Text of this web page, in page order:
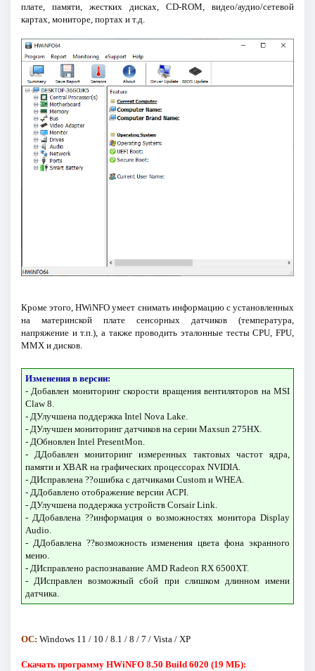
плате, памяти, жестких дисках, CD-ROM, видео/аудио/сетевой
картах, мониторе, портах и т.д.
Кроме этого, HWiNFO умеет снимать информацию с установленных
на материнской плате сенсорных датчиков (температура,
напряжение и т.п.), а также проводить эталонные тесты CPU, FPU,
MMX и дисков.
Изменения в версии:
- Добавлен мониторинг скорости вращения вентиляторов на MSI
Claw 8.
- ДУлучшена поддержка Intel Nova Lake.
- ДУлучшен мониторинг датчиков на серии Maxsun 275HX.
- ДОбновлен Intel PresentMon.
- ДДобавлен мониторинг измеренных тактовых частот ядра,
памяти и XBAR на графических процессорах NVIDIA.
- ДИсправлена ??ошибка с датчиками Custom и WHEA.
- ДДобавлено отображение версии ACPI.
- ДУлучшена поддержка устройств Corsair Link.
- ДДобавлена ??информация о возможностях монитора Display
Audio.
- ДДобавлена ??возможность изменения цвета фона экранного
меню.
- ДИсправлено распознавание AMD Radeon RX 6500XT.
- ДИсправлен возможный сбой при слишком длинном имени
датчика.
ОС: Windows 11 / 10 / 8.1 / 8 / 7 / Vista / XP
Скачать программу HWiNFO 8.50 Build 6020 (19 МБ):